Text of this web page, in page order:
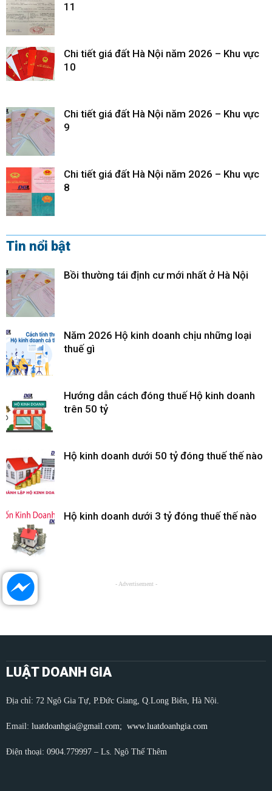
11
Chi tiết giá đất Hà Nội năm 2026 – Khu vực
10
Chi tiết giá đất Hà Nội năm 2026 – Khu vực
9
Chi tiết giá đất Hà Nội năm 2026 – Khu vực
8
Tin nổi bật
Bồi thường tái định cư mới nhất ở Hà Nội
Năm 2026 Hộ kinh doanh chịu những loại
thuế gì
Hướng dẫn cách đóng thuế Hộ kinh doanh
trên 50 tỷ
Hộ kinh doanh dưới 50 tỷ đóng thuế thế nào
Hộ kinh doanh dưới 3 tỷ đóng thuế thế nào
- Advertisement -
LUẬT DOANH GIA
Địa chỉ: 72 Ngô Gia Tự, P.Đức Giang, Q.Long Biên, Hà Nội.
Email: luatdoanhgia@gmail.com; www.luatdoanhgia.com
Điện thoại: 0904.779997 – Ls. Ngô Thế Thêm